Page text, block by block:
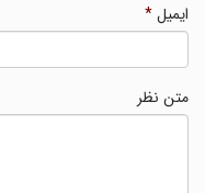
ایمیل*
متن نظر